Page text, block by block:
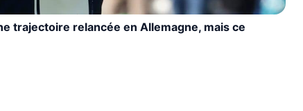
trajectoire relancée en Allemagne, mais ce